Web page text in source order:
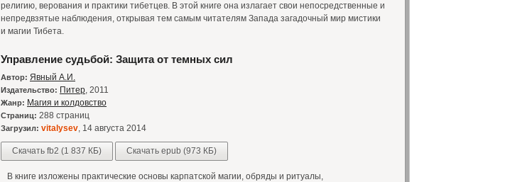
религию, верования и практики тибетцев. В этой книге она излагает свои непосредственные и
непредвзятые наблюдения, открывая тем самым читателям Запада загадочный мир мистики
и магии Тибета.
Управление судьбой: Защита от темных сил
Автор: Явный А.И.
Издательство: Питер, 2011
Жанр: Магия и колдовство
Страниц: 288 страниц
Загрузил: vitalysev, 14 августа 2014
Скачать fb2 (1 837 КБ) Скачать epub (973 КБ)
В книге изложены практические основы карпатской магии, обряды и ритуалы,